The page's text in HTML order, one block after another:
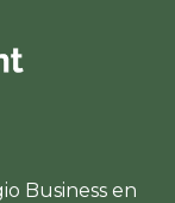
Business en